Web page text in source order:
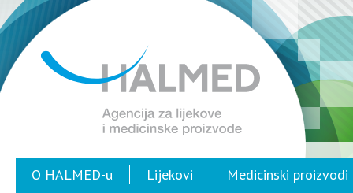
O HALMED-u Lijekovi Medicinski proizvodi